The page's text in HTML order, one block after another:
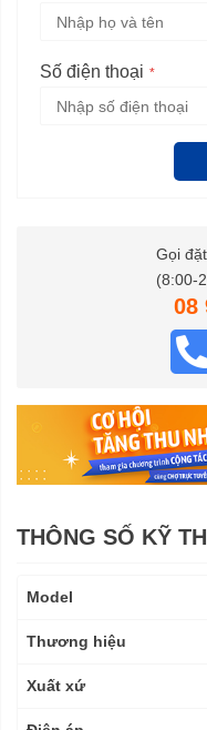
Số điện thoại
Gọi
(8:00-
08
THÔNG SỐ KỸ
kỹ
Model
Thương hiệu
Xuất xứ